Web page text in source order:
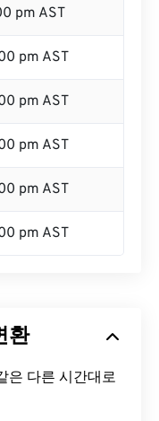
pm AST
pm AST
pm AST
pm AST
pm AST
pm AST
환
은 다른 시간대로